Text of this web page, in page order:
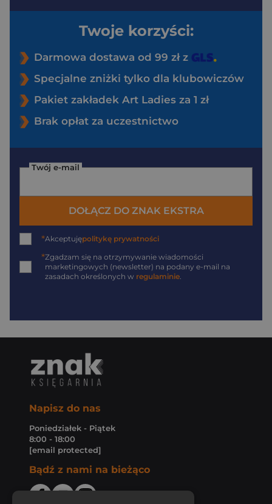
Twoje korzyści:
Darmowa dostawa od 99 zł z
Specjalne zniżki tylko dla klubowiczów
Pakiet zakładek Art Ladies za 1 zł
Brak opłat za uczestnictwo
Twój e-mail
DOŁĄCZ DO ZNAK EKSTRA
*Akceptujępolitykę prywatności
*Zgadzam się na otrzymywanie wiadomości
marketingowych (newsletter) na podany e-mail na
zasadach określonych w regulaminie.
Napisz do nas
Poniedziałek - Piątek
8:00 - 18:00
[email protected]
Bądź z nami na bieżąco